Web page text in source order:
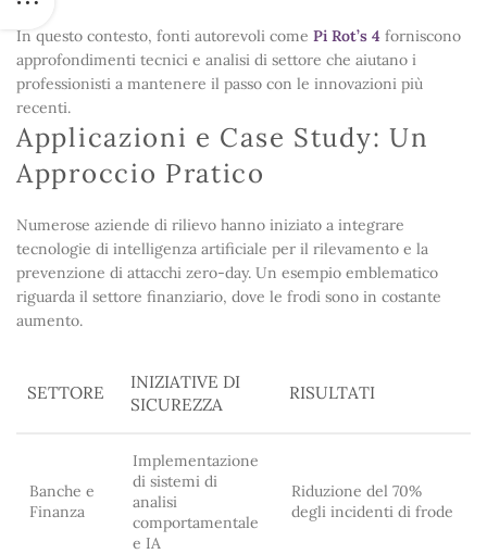
In questo contesto, fonti autorevoli come Pi Rot’s 4 forniscono
approfondimenti tecnici e analisi di settore che aiutano i
professionisti a mantenere il passo con le innovazioni più
recenti.
Applicazioni e Case Study: Un
Approccio Pratico
Numerose aziende di rilievo hanno iniziato a integrare
tecnologie di intelligenza artificiale per il rilevamento e la
prevenzione di attacchi zero-day. Un esempio emblematico
riguarda il settore finanziario, dove le frodi sono in costante
aumento.
SETTORE
INIZIATIVE DI
SICUREZZA
RISULTATI
Banche e
Finanza
Implementazione
di sistemi di
analisi
comportamentale
e IA
Riduzione del 70%
degli incidenti di frode